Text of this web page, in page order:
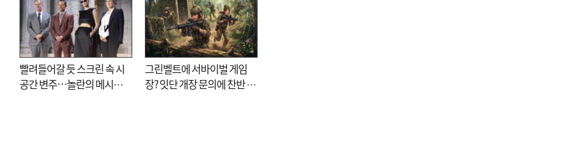
빨려들어갈 듯 스크린 속 시
공간 변주…놀란의 메시지
그린벨트에 서바이벌 게임
장? 잇단 개장 문의에 찬반 논